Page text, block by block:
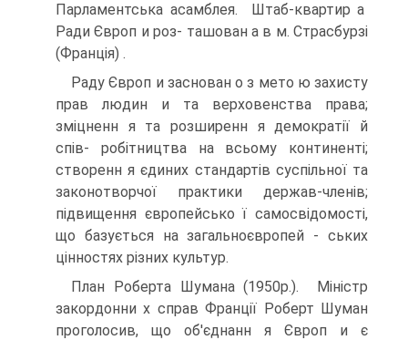
Парламентська асамблея. Штаб-квартир а
Ради Європ и роз- ташован а в м. Страсбурзі
(Франція) .
Раду Європ и заснован о з мето ю захисту
прав людин и та верховенства права;
зміцненн я та розширенн я демократії й
спів- робітництва на всьому континенті;
створенн я єдиних стандартів суспільної та
законотворчої практики держав-членів;
підвищення європейсько ї самосвідомості,
що базується на загальноєвропей - ських
цінностях різних культур.
План Роберта Шумана (1950p.). Міністр
закордонни х справ Франції Роберт Шуман
проголосив, що об'єднанн я Європ и є